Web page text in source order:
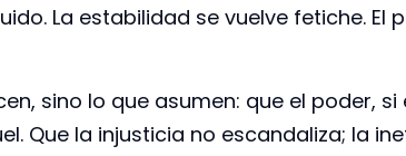
La estabilidad se vuelve fetiche. El
sino lo que asumen: que el poder, si
Que la injusticia no escandaliza; la